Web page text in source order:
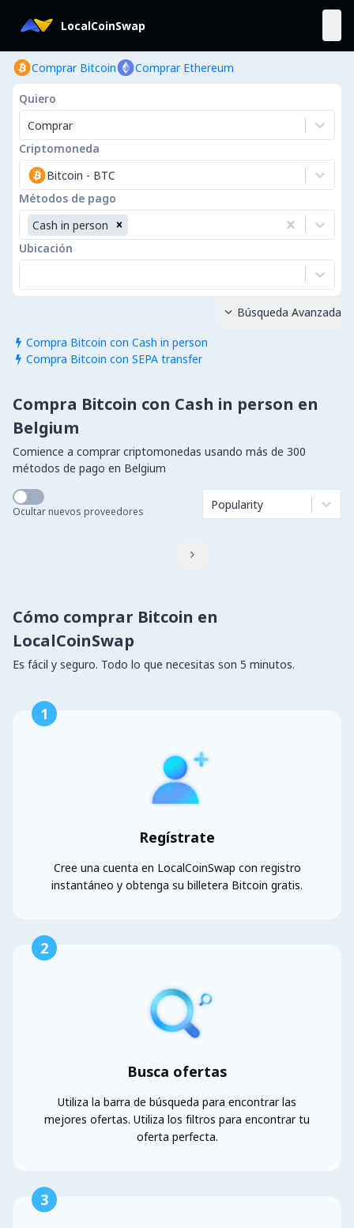
LocalCoinSwap
Comprar Bitcoin Comprar Ethereum
Quiero
Comprar
Criptomoneda
Bitcoin - BTC
Métodos de pago
Cash in person
Ubicación
 Compra Bitcoin con Cash in person
 Compra Bitcoin con SEPA transfer
 Búsqueda Avanzada
Compra Bitcoin con Cash in person en
Belgium
Comience a comprar criptomonedas usando más de 300
métodos de pago en Belgium
Ocultar nuevos proveedores Popularity

Cómo comprar Bitcoin en
LocalCoinSwap
Es fácil y seguro. Todo lo que necesitas son 5 minutos.
1
Regístrate
Cree una cuenta en LocalCoinSwap con registro
instantáneo y obtenga su billetera Bitcoin gratis.
2
Busca ofertas
Utiliza la barra de búsqueda para encontrar las
mejores ofertas. Utiliza los filtros para encontrar tu
oferta perfecta.
3